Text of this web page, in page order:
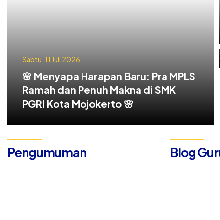
Sabtu, 11 Juli 2026
🌸 Menyapa Harapan Baru: Pra MPLS
Ramah dan Penuh Makna di SMK
PGRI Kota Mojokerto 🌸
Pengumuman Blog